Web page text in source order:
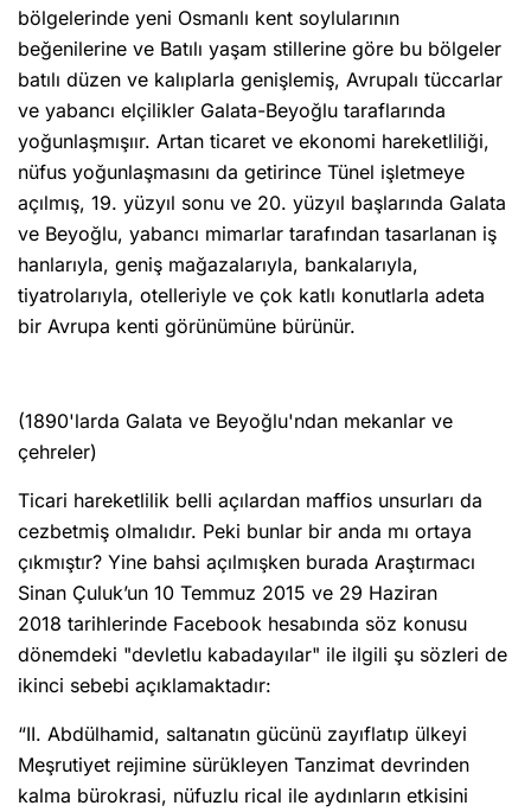
bölgelerinde yeni Osmanlı kent soylularının
beğenilerine ve Batılı yaşam stillerine göre bu bölgeler
batılı düzen ve kalıplarla genişlemiş, Avrupalı tüccarlar
ve yabancı elçilikler Galata-Beyoğlu taraflarında
yoğunlaşmışıır. Artan ticaret ve ekonomi hareketliliği,
nüfus yoğunlaşmasını da getirince Tünel işletmeye
açılmış, 19. yüzyıl sonu ve 20. yüzyıl başlarında Galata
ve Beyoğlu, yabancı mimarlar tarafından tasarlanan iş
hanlarıyla, geniş mağazalarıyla, bankalarıyla,
tiyatrolarıyla, otelleriyle ve çok katlı konutlarla adeta
bir Avrupa kenti görünümüne bürünür.
(1890'larda Galata ve Beyoğlu'ndan mekanlar ve
çehreler)
Ticari hareketlilik belli açılardan maffios unsurları da
cezbetmiş olmalıdır. Peki bunlar bir anda mı ortaya
çıkmıştır? Yine bahsi açılmışken burada Araştırmacı
Sinan Çuluk’un 10 Temmuz 2015 ve 29 Haziran
2018 tarihlerinde Facebook hesabında söz konusu
dönemdeki "devletlu kabadayılar" ile ilgili şu sözleri de
ikinci sebebi açıklamaktadır:
“II. Abdülhamid, saltanatın gücünü zayıflatıp ülkeyi
Meşrutiyet rejimine sürükleyen Tanzimat devrinden
kalma bürokrasi, nüfuzlu rical ile aydınların etkisini